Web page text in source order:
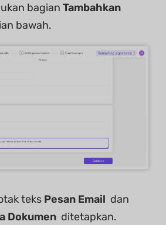
bagian Tambahkan
bawah.
teks Pesan Email dan
Dokumen ditetapkan.